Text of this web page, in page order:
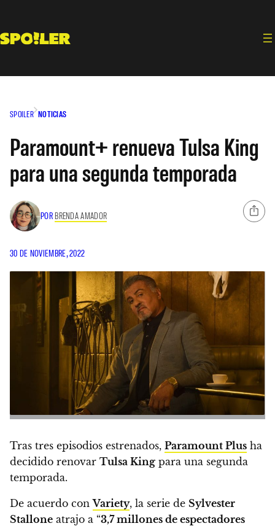
contenido
SPOILER NOTICIAS
Paramount+ renueva Tulsa King
para una segunda temporada
POR BRENDA AMADOR
30 DE NOVIEMBRE, 2022
Tras tres episodios estrenados, Paramount Plus ha
decidido renovar Tulsa King para una segunda
temporada.
De acuerdo conVariety, la serie de Sylvester
Stallone atrajo a “3,7 millones de espectadores